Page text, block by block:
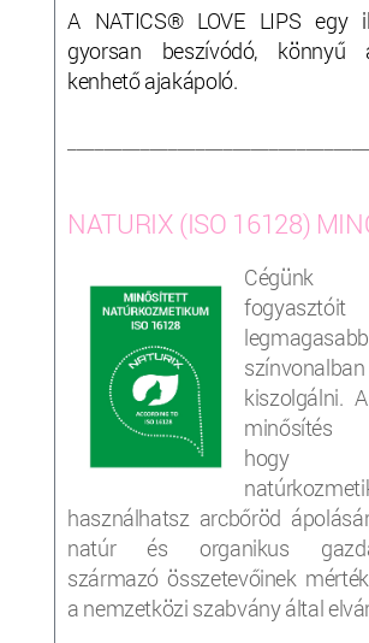
A NATICS® LOVELIPS egy
gyorsan beszívódó, könnyű
kenhető ajakápoló.
NATURIX (ISO 16128)
Cégünk
legmagasabb
színvonalban
kiszolgálni.
minősítés
hogy
használhatsz arcbőröd
natúr és organikus
származó összetevőinek
a nemzetközi szabvány által